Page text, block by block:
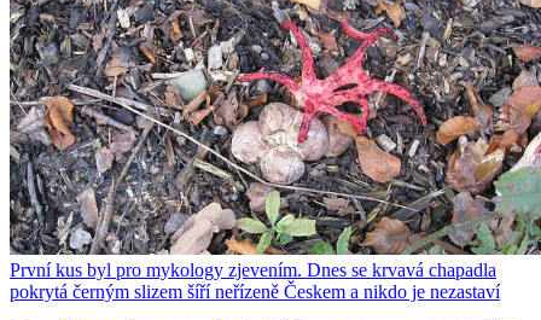
První kus byl pro mykology zjevením. Dnes se krvavá chapadla
pokrytá černým slizem šíří neřízeně Českem a nikdo je nezastaví